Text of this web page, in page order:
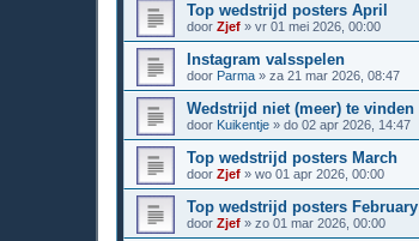
Top wedstrijd posters April
door Zjef » vr 01 mei 2026, 00:00
Instagram valsspelen
door Parma » za 21 mar 2026, 08:47
Wedstrijd niet (meer) te vinden
door Kuikentje » do 02 apr 2026, 14:47
Top wedstrijd posters March
door Zjef » wo 01 apr 2026, 00:00
Top wedstrijd posters February
door Zjef » zo 01 mar 2026, 00:00